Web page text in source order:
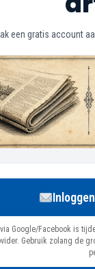
een gratis account
via Google/Facebook is
Gebruik zolang de